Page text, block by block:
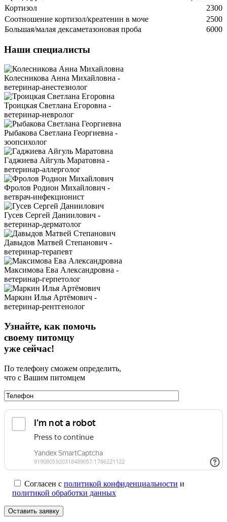
Кортизол
2300
Соотношение кортизол/креатенин в моче
2500
Большая/малая дексаметазоновая проба
6000
Наши специалисты
Колесникова Анна Михайловна -
ветеринар-анестезиолог
Троицкая Светлана Егоровна -
ветеринар-невролог
Рыбакова Светлана Георгиевна -
зоопсихолог
Гаджиева Айгуль Маратовна -
ветеринар-аллерголог
Фролов Родион Михайлович -
ветврач-инфекционист
Гусев Сергей Даниилович -
ветеринар-дерматолог
Давыдов Матвей Степанович -
ветеринар-терапевт
Максимова Ева Александровна -
ветеринар-герпетолог
Маркин Илья Артёмович -
ветеринар-рентгенолог
Узнайте, как помочь
своему питомцу
уже сейчас!
По телефону сможем определить,
что с Вашим питомцем
Согласен с политикой конфиденциальности и
политикой обработки данных